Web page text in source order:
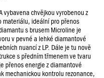
vybavena chvějkou vyrobenou z
materiálu, ideální pro přenos
s brusem Microline je
v pevné a lehké diamantové
nuancí z LP. Dále je tu nově
s předním třmenem ve tvaru
přenos energie z diamantové
mechanickou kontrolu rezonance,